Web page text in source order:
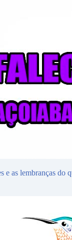
e as lembranças do